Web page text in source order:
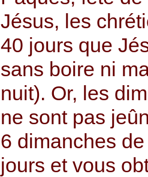
Jésus, les
40 jours que
sans boire ni
nuit). Or, les
ne sont pas
6 dimanches
jours et vous